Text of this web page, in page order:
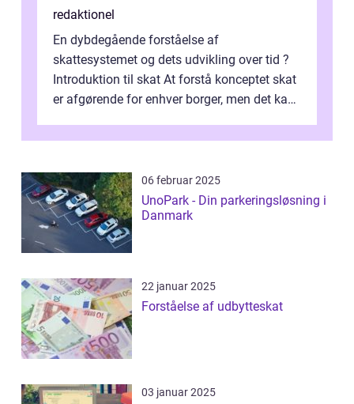
redaktionel
En dybdegående forståelse af
skattesystemet og dets udvikling over tid ?
Introduktion til skat At forstå konceptet skat
er afgørende for enhver borger, men det kan
06 februar 2025
UnoPark - Din parkeringsløsning i
Danmark
22 januar 2025
Forståelse af udbytteskat
03 januar 2025